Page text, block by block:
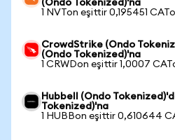
(Ondo Tokenized)'na
1 NVTon eşittir 0,195451
CrowdStrike (Ondo
(Ondo Tokenized)'na
1 CRWDon eşittir 1,0007
Hubbell (Ondo
Tokenized)'na
1 HUBBon eşittir 0,610644